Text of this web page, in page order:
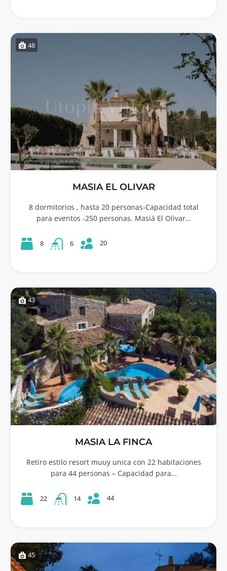
48
MASIA EL OLIVAR
8 dormitorios , hasta 20 personas-Capacidad total
para eventos -250 personas. Masiá El Olivar…
8 6 20
43
MASIA LA FINCA
Retiro estilo resort muuy unica con 22 habitaciones
para 44 personas – Capacidad para…
22 14 44
45